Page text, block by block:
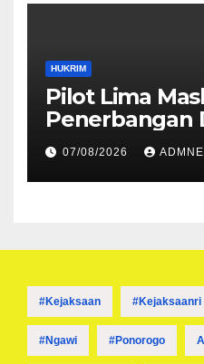
HUKRIM
Pilot Lima
Penerbangan
Ditembak Mati
07/08/2026
#kejaksaan #kejaksaanri
#ngawi #ponorogo